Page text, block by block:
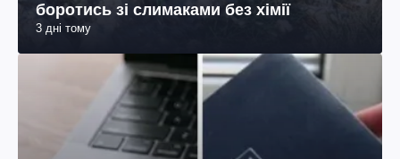
боротись зі слимаками без хімії
3 дні тому